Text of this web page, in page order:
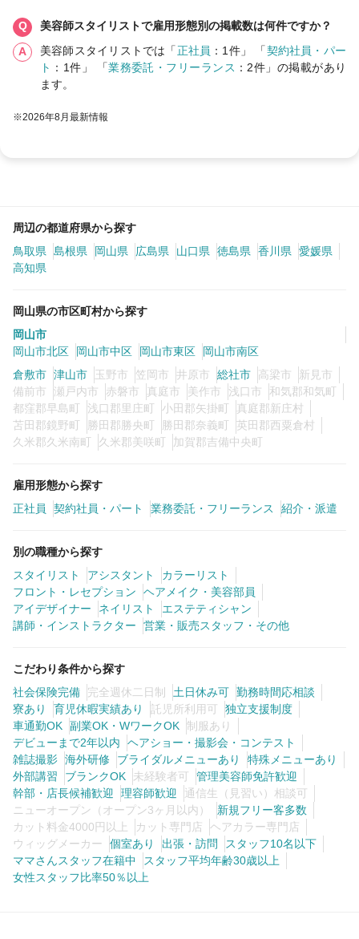
美容師スタイリストで雇用形態別の掲載数は何件ですか？
美容師スタイリストでは「正社員 ：1件」 「契約社員・パー
ト ：1件」 「業務委託・フリーランス ：2件」の掲載があり
ます。
※2026年8月最新情報
周辺の都道府県から探す
鳥取県
島根県 岡山県 広島県 山口県 徳島県 香川県
愛媛県
高知県
岡山県の市区町村から探す
岡山市
岡山市北区
岡山市中区 岡山市東区
岡山市南区
倉敷市 津山市 玉野市 笠岡市 井原市 総社市 高梁市
新見市
備前市
瀬戸内市 赤磐市 真庭市 美作市 浅口市
和気郡和気町
都窪郡早島町
浅口郡里庄町 小田郡矢掛町
真庭郡新庄村
苫田郡鏡野町
勝田郡勝央町 勝田郡奈義町
英田郡西粟倉村
久米郡久米南町
久米郡美咲町 加賀郡吉備中央町
雇用形態から探す
正社員
契約社員・パート 業務委託・フリーランス 紹介・派遣
別の職種から探す
スタイリスト
アシスタント
カラーリスト
フロント・レセプション
ヘアメイク・美容部員
アイデザイナー
ネイリスト
エステティシャン
講師・インストラクター
営業・販売スタッフ・その他
こだわり条件から探す
社会保険完備
完全週休二日制 土日休み可 勤務時間応相談
寮あり
育児休暇実績あり 託児所利用可
独立支援制度
車通勤OK 副業OK・WワークOK 制服あり
デビューまで2年以内
ヘアショー・撮影会・コンテスト
雑誌撮影 海外研修 ブライダルメニューあり
特殊メニューあり
外部講習
ブランクOK 未経験者可
管理美容師免許歓迎
幹部・店長候補歓迎
理容師歓迎
通信生（見習い）相談可
ニューオープン（オープン3ヶ月以内）
新規フリー客多数
カット料金4000円以上
カット専門店
ヘアカラー専門店
ウィッグメーカー
個室あり 出張・訪問
スタッフ10名以下
ママさんスタッフ在籍中
スタッフ平均年齢30歳以上
女性スタッフ比率50％以上